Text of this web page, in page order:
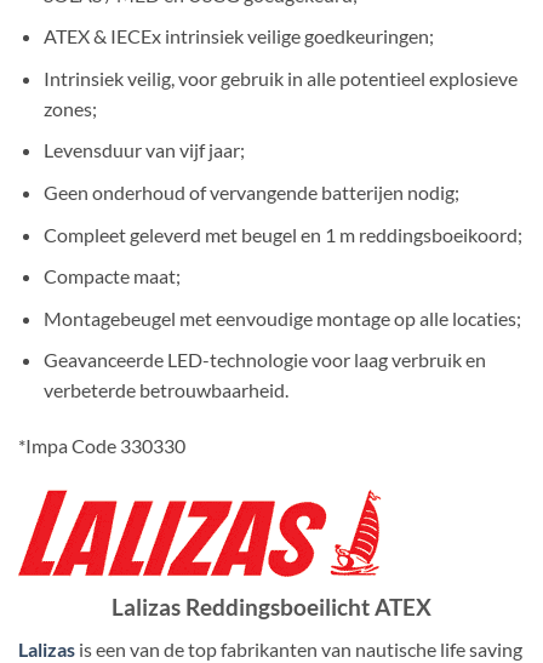
ATEX & IECEx intrinsiek veilige goedkeuringen;
Intrinsiek veilig, voor gebruik in alle potentieel explosieve
zones;
Levensduur van vijf jaar;
Geen onderhoud of vervangende batterijen nodig;
Compleet geleverd met beugel en 1 m reddingsboeikoord;
Compacte maat;
Montagebeugel met eenvoudige montage op alle locaties;
Geavanceerde LED-technologie voor laag verbruik en
verbeterde betrouwbaarheid.
*Impa Code 330330
Lalizas Reddingsboeilicht ATEX
Lalizas is een van de top fabrikanten van nautische life saving